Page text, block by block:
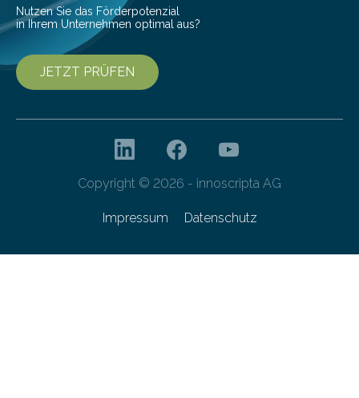
Nutzen Sie das Förderpotenzial
in Ihrem Unternehmen optimal aus?
JETZT PRÜFEN
Copyright © 2026 - innoscripta AG
Impressum Datenschutz